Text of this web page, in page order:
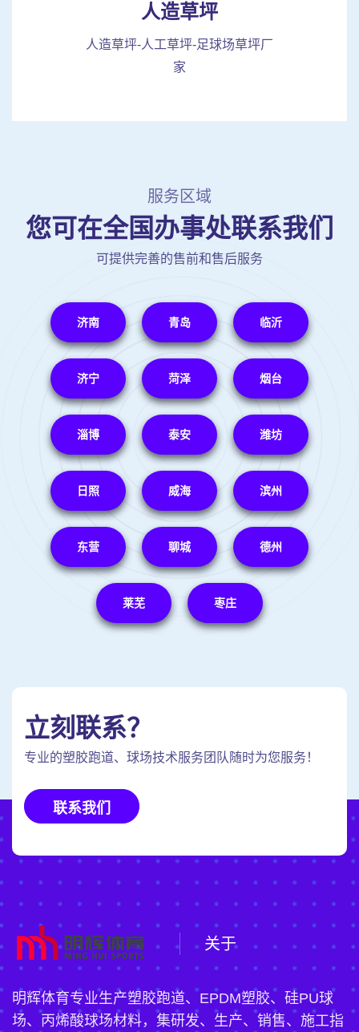
人造草坪
人造草坪-人工草坪-足球场草坪厂
家
服务区域
您可在全国办事处联系我们
可提供完善的售前和售后服务
济南 青岛 临沂
济宁 菏泽 烟台
淄博 泰安 潍坊
日照 威海 滨州
东营 聊城 德州
莱芜 枣庄
立刻联系？
专业的塑胶跑道、球场技术服务团队随时为您服务！
联系我们
关于
明辉体育专业生产塑胶跑道、EPDM塑胶、硅PU球
场、丙烯酸球场材料，集研发、生产、销售、施工指